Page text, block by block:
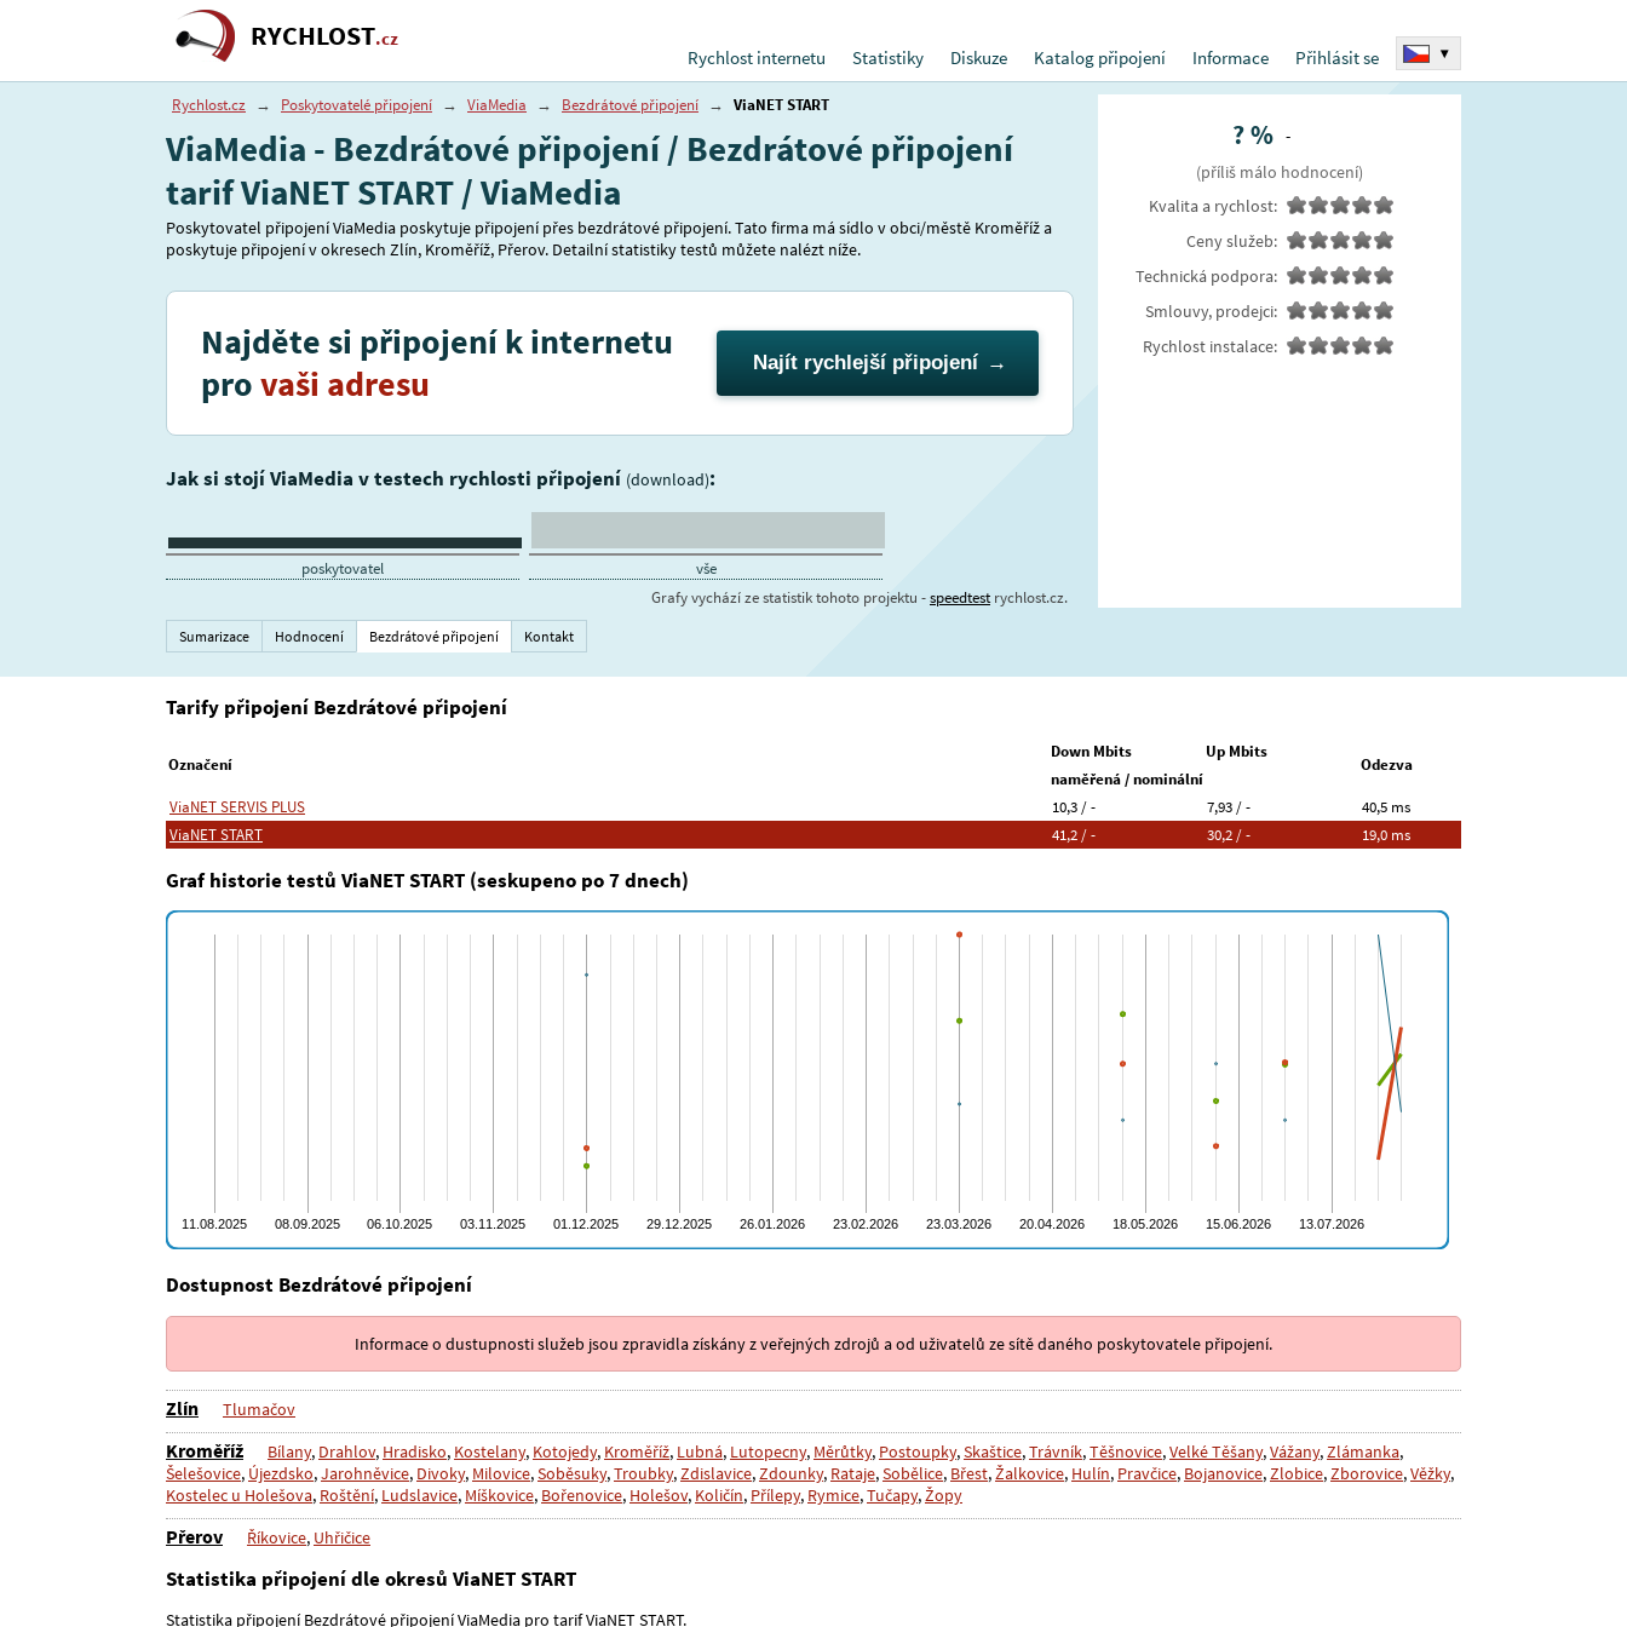
RYCHLOST.cz
Rychlost internetu
Statistiky Diskuze Katalog připojení Informace Přihlásit se ▾
Rychlost.cz → Poskytovatelé připojení → ViaMedia → Bezdrátové připojení → ViaNET START
ViaMedia - Bezdrátové připojení / Bezdrátové připojení
tarif ViaNET START / ViaMedia
Poskytovatel připojení ViaMedia poskytuje připojení přes bezdrátové připojení. Tato firma má sídlo v obci/městě Kroměříž a
poskytuje připojení v okresech Zlín, Kroměříž, Přerov. Detailní statistiky testů můžete nalézt níže.
Najděte si připojení k internetu
provaši adresu Najít rychlejší připojení
Jak si stojí ViaMedia v testech rychlosti připojení (download):
poskytovatel
vše
Grafy vychází ze statistik tohoto projektu -speedtestrychlost.cz.
?% -
(příliš málo hodnocení)
Kvalita a rychlost:
Ceny služeb:
Technická podpora:
Smlouvy, prodejci:
Rychlost instalace:
Sumarizace Hodnocení Bezdrátové připojení Kontakt
Tarify připojení Bezdrátové připojení
Označení
Down Mbits Up Mbits
Odezva
naměřená / nominální
ViaNET SERVIS PLUS
10,3 / - 7,93 / -
40,5 ms
ViaNET START
41,2 / - 30,2 / - 19,0 ms
Graf historie testů ViaNET START (seskupeno po 7 dnech)
Dostupnost Bezdrátové připojení
Informace o dustupnosti služeb jsou zpravidla získány z veřejných zdrojů a od uživatelů ze sítě daného poskytovatele připojení.
Zlín Tlumačov
Kroměříž Bílany, Drahlov, Hradisko, Kostelany, Kotojedy, Kroměříž, Lubná, Lutopecny, Měrůtky, Postoupky,Skaštice,Trávník,Těšnovice,Velké Těšany,Vážany,Zlámanka,
Šelešovice, Újezdsko,Jarohněvice, Divoky, Milovice,Soběsuky,Troubky,Zdislavice,Zdounky, Rataje,Sobělice, Břest,Žalkovice, Hulín, Pravčice, Bojanovice,Zlobice,Zborovice,Věžky,
Kostelec u Holešova, Roštění, Ludslavice, Míškovice, Bořenovice, Holešov, Količín, Přílepy, Rymice,Tučapy,Žopy
Přerov Říkovice, Uhřičice
Statistika připojení dle okresů ViaNET START
Statistika připojení Bezdrátové připojení ViaMedia pro tarif ViaNET START.